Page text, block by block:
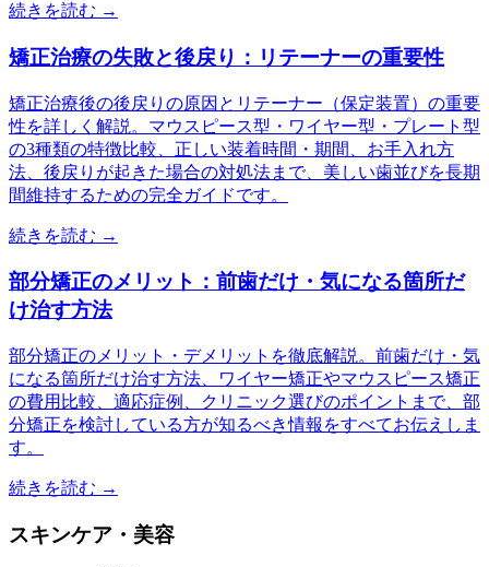
続きを読む →
矯正治療の失敗と後戻り：リテーナーの重要性
矯正治療後の後戻りの原因とリテーナー（保定装置）の重要
性を詳しく解説。マウスピース型・ワイヤー型・プレート型
の3種類の特徴比較、正しい装着時間・期間、お手入れ方
法、後戻りが起きた場合の対処法まで、美しい歯並びを長期
間維持するための完全ガイドです。
続きを読む →
部分矯正のメリット：前歯だけ・気になる箇所だ
け治す方法
部分矯正のメリット・デメリットを徹底解説。前歯だけ・気
になる箇所だけ治す方法、ワイヤー矯正やマウスピース矯正
の費用比較、適応症例、クリニック選びのポイントまで、部
分矯正を検討している方が知るべき情報をすべてお伝えしま
す。
続きを読む →
スキンケア・美容